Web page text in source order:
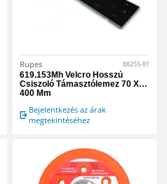
Rupes 88255-81
619.153Mh Velcro Hosszú
Csiszoló Támasztólemez 70 X
400 Mm
Bejelentkezés az árak
megtekintéséhez